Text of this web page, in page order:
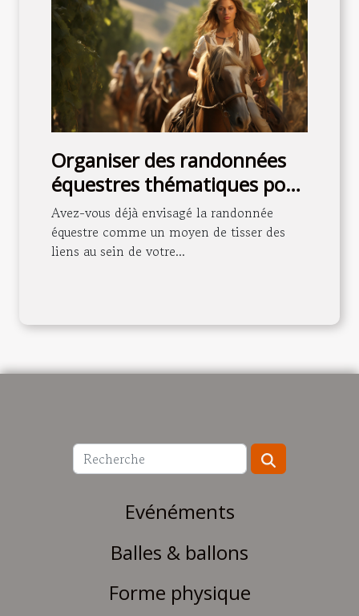
Organiser des randonnées
équestres thématiques pour
renforcer la communauté
locale
Avez-vous déjà envisagé la randonnée
équestre comme un moyen de tisser des
liens au sein de votre...
Evénéments
Balles & ballons
Forme physique